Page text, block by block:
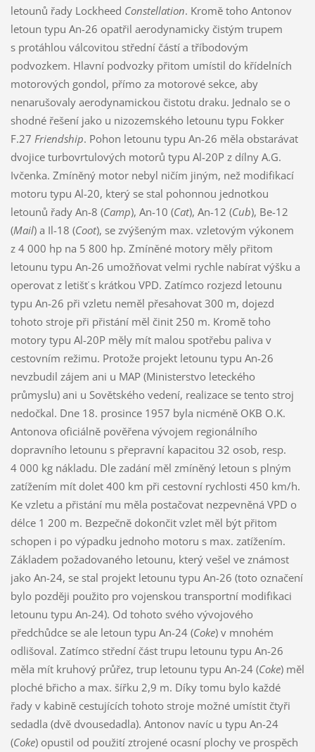
letounů řady Lockheed Constellation. Kromě toho Antonov
letoun typu An-26 opatřil aerodynamicky čistým trupem
s protáhlou válcovitou střední částí a tříbodovým
podvozkem. Hlavní podvozky přitom umístil do křídelních
motorových gondol, přímo za motorové sekce, aby
nenarušovaly aerodynamickou čistotu draku. Jednalo se o
shodné řešení jako u nizozemského letounu typu Fokker
F.27 Friendship. Pohon letounu typu An-26 měla obstarávat
dvojice turbovrtulových motorů typu Al-20P z dílny A.G.
Ivčenka. Zmíněný motor nebyl ničím jiným, než modifikací
motoru typu Al-20, který se stal pohonnou jednotkou
letounů řady An-8 (Camp), An-10 (Cat), An-12 (Cub), Be-12
(Mail) a Il-18 (Coot), se zvýšeným max. vzletovým výkonem
z 4 000 hp na 5 800 hp. Zmíněné motory měly přitom
letounu typu An-26 umožňovat velmi rychle nabírat výšku a
operovat z letišť s krátkou VPD. Zatímco rozjezd letounu
typu An-26 při vzletu neměl přesahovat 300 m, dojezd
tohoto stroje při přistání měl činit 250 m. Kromě toho
motory typu Al-20P měly mít malou spotřebu paliva v
cestovním režimu. Protože projekt letounu typu An-26
nevzbudil zájem ani u MAP (Ministerstvo leteckého
průmyslu) ani u Sovětského vedení, realizace se tento stroj
nedočkal. Dne 18. prosince 1957 byla nicméně OKB O.K.
Antonova oficiálně pověřena vývojem regionálního
dopravního letounu s přepravní kapacitou 32 osob, resp.
4 000 kg nákladu. Dle zadání měl zmíněný letoun s plným
zatížením mít dolet 400 km při cestovní rychlosti 450 km/h.
Ke vzletu a přistání mu měla postačovat nezpevněná VPD o
délce 1 200 m. Bezpečně dokončit vzlet měl být přitom
schopen i po výpadku jednoho motoru s max. zatížením.
Základem požadovaného letounu, který vešel ve známost
jako An-24, se stal projekt letounu typu An-26 (toto označení
bylo později použito pro vojenskou transportní modifikaci
letounu typu An-24). Od tohoto svého vývojového
předchůdce se ale letoun typu An-24 (Coke) v mnohém
odlišoval. Zatímco střední část trupu letounu typu An-26
měla mít kruhový průřez, trup letounu typu An-24 (Coke) měl
ploché břicho a max. šířku 2,9 m. Díky tomu bylo každé
řady v kabině cestujících tohoto stroje možné umístit čtyři
sedadla (dvě dvousedadla). Antonov navíc u typu An-24
(Coke) opustil od použití ztrojené ocasní plochy ve prospěch